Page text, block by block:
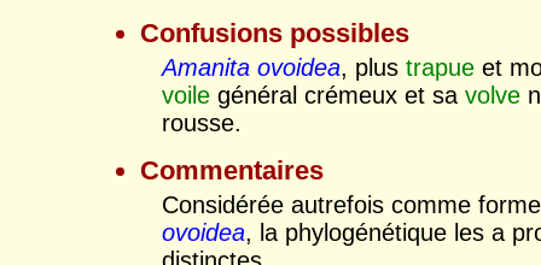
Confusions possibles
Amanita ovoidea, plustrapue et
voile général crémeux et savolve
rousse.
Commentaires
Considérée autrefois comme
ovoidea, la phylogénétique les a